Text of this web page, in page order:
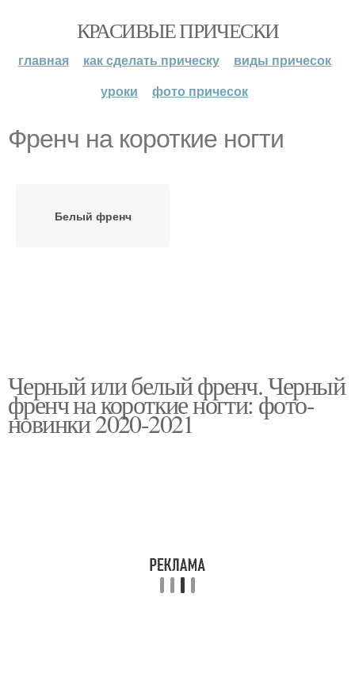
КРАСИВЫЕ ПРИЧЕСКИ
главная как сделать прическу
виды причесок
уроки
фото причесок
Френч на короткие ногти
Белый френч
Черный или белый френч. Черный
френч на короткие ногти: фото-
новинки 2020-2021